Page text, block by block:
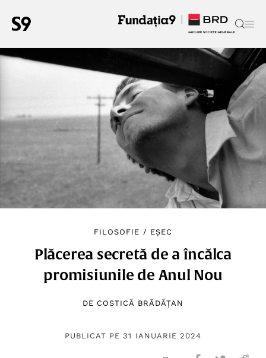
FILOSOFIE / EȘEC
Plăcerea secretă de a încălca
promisiunile de Anul Nou
DE COSTICĂ BRĂDĂȚAN
PUBLICAT PE 31 IANUARIE 2024